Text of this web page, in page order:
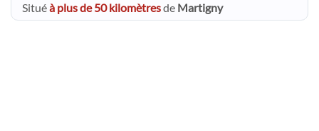
Situéà plus de 50 kilomètresde Martigny